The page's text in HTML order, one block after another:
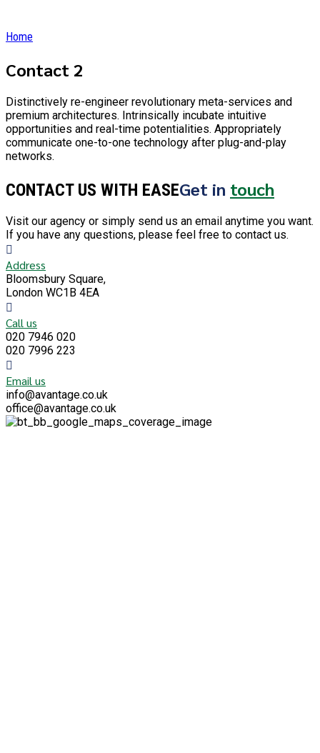
Home
Contact 2
Distinctively re-engineer revolutionary meta-services and
premium architectures. Intrinsically incubate intuitive
opportunities and real-time potentialities. Appropriately
communicate one-to-one technology after plug-and-play
networks.
CONTACT US WITH EASEGet in touch
Visit our agency or simply send us an email anytime you want.
If you have any questions, please feel free to contact us.
Address
Bloomsbury Square,
London WC1B 4EA
Call us
020 7946 020
020 7996 223
Email us
info@avantage.co.uk
office@avantage.co.uk